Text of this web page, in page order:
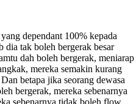
dependant 100% kepada
dia tak boleh bergerak besar
dah boleh bergerak, meniarap
mereka semakin kurang
betapa jika seorang dewasa
bergerak, mereka sebenarnya
sebenarnya tidak boleh flow